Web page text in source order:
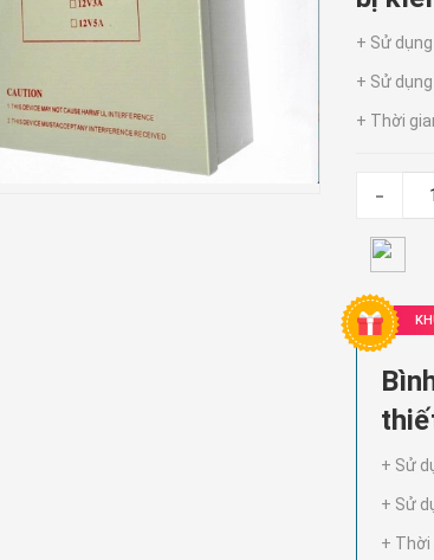
+ Sử
+ Sử
+ Thời
-
+ Sử
+ Sử
+ Thời